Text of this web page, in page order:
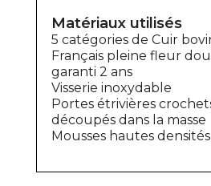
Matériaux utilisés
5 catégories de Cuir
Français pleine fleur
garanti 2 ans
Visserie inoxydable
Portes étrivières
découpés dans la masse
Mousses hautes